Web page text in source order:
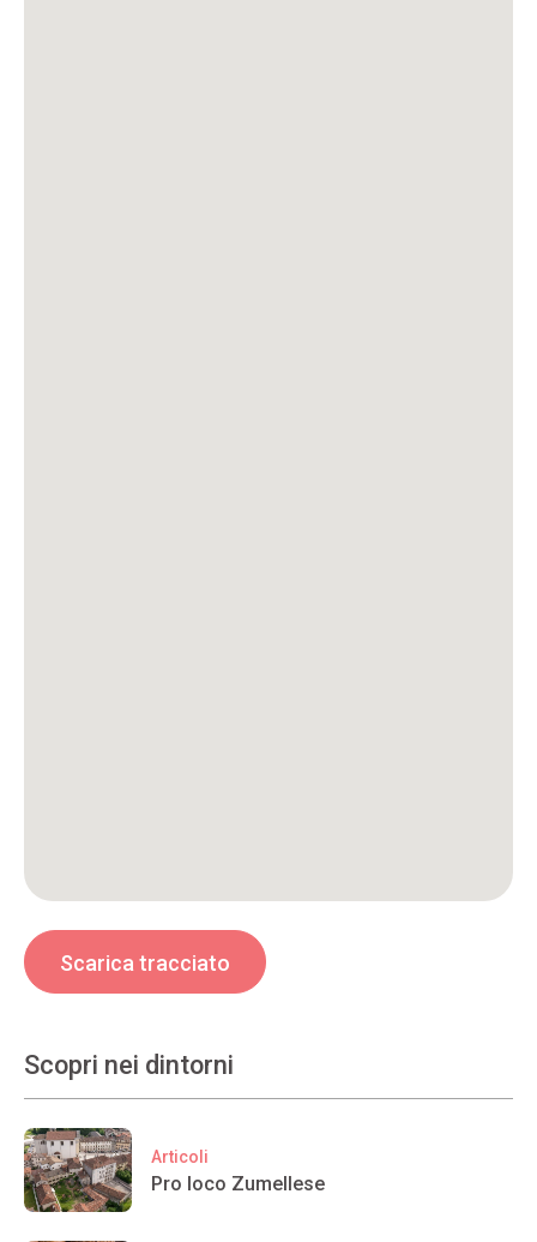
Scarica tracciato
Scopri nei dintorni
Articoli
Pro loco Zumellese